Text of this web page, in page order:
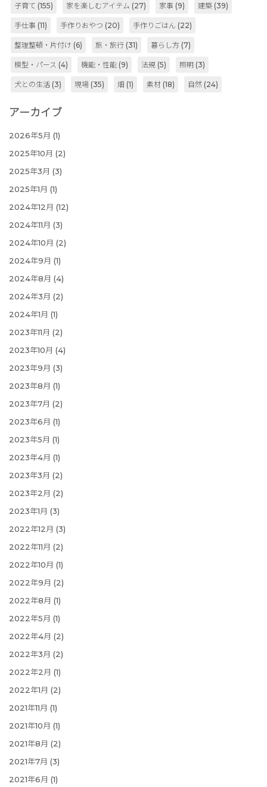
子育て (155) 家を楽しむアイテム (27) 家事 (9) 建築 (39)
手仕事 (11) 手作りおやつ (20) 手作りごはん (22)
整理整頓・片付け (6) 旅・旅行 (31) 暮らし方 (7)
模型・パース (4) 機能・性能 (9) 法規 (5) 照明 (3)
犬との生活 (3) 現場 (35) 畑 (1) 素材 (18) 自然 (24)
アーカイブ
2026年5月 (1)
2025年10月 (2)
2025年3月 (3)
2025年1月 (1)
2024年12月 (12)
2024年11月 (3)
2024年10月 (2)
2024年9月 (1)
2024年8月 (4)
2024年3月 (2)
2024年1月 (1)
2023年11月 (2)
2023年10月 (4)
2023年9月 (3)
2023年8月 (1)
2023年7月 (2)
2023年6月 (1)
2023年5月 (1)
2023年4月 (1)
2023年3月 (2)
2023年2月 (2)
2023年1月 (3)
2022年12月 (3)
2022年11月 (2)
2022年10月 (1)
2022年9月 (2)
2022年8月 (1)
2022年5月 (1)
2022年4月 (2)
2022年3月 (2)
2022年2月 (1)
2022年1月 (2)
2021年11月 (1)
2021年10月 (1)
2021年8月 (2)
2021年7月 (3)
2021年6月 (1)